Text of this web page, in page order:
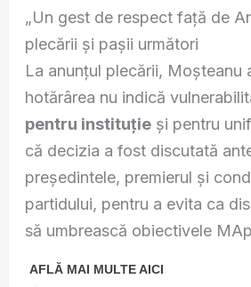
„Un gest de respect față de
plecării și pașii următori
La anunțul plecării, Moșteanu
hotărârea nu indică
pentru instituțieși pentru
că decizia a fost discutată
președintele, premierul și
partidului, pentru a evita ca
să umbrească obiectivele